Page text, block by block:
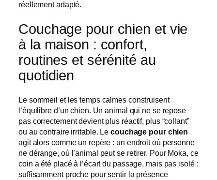
réellement adapté.
Couchage pour chien et vie
à la maison : confort,
routines et sérénité au
quotidien
Le sommeil et les temps calmes construisent
l’équilibre d’un chien. Un animal qui ne se repose
pas correctement devient plus réactif, plus “collant”
ou au contraire irritable. Le couchage pour chien
agit alors comme un repère : un endroit où personne
ne dérange, où l’animal peut se retirer. Pour Moka, ce
coin a été placé à l’écart du passage, mais pas isolé :
suffisamment proche pour sentir la présence